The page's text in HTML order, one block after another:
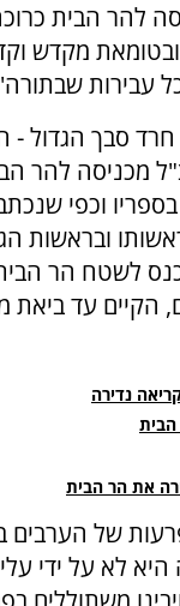
להר הבית
מקדש
עבירות
סבך הגדול -
מכניסה להר
וכפי
ובראשות
לשטח הר
הקיים עד ביאת
נדירה
את הר הבית
של הערבים
לא על ידי